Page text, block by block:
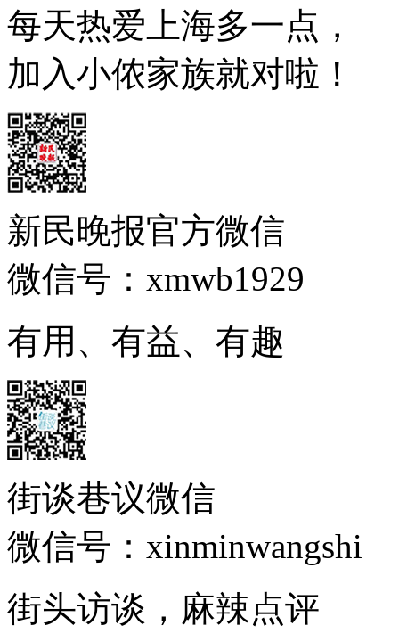
每天热爱上海多一点，
加入小侬家族就对啦！
新民晚报官方微信
微信号：xmwb1929
有用、有益、有趣
街谈巷议微信
微信号：xinminwangshi
街头访谈，麻辣点评